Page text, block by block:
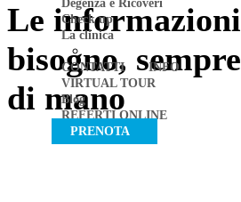
Degenza e Ricoveri
Check up
La clinica
CONTATTI
INFO
VIRTUAL TOUR
Blog
REFERTI ONLINE
PRENOTA
Le
bisogno,
di mano